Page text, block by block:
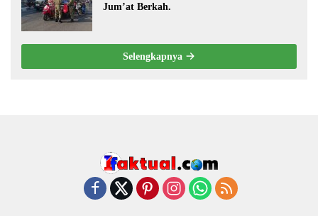
Jum’at Berkah.
Selengkapnya